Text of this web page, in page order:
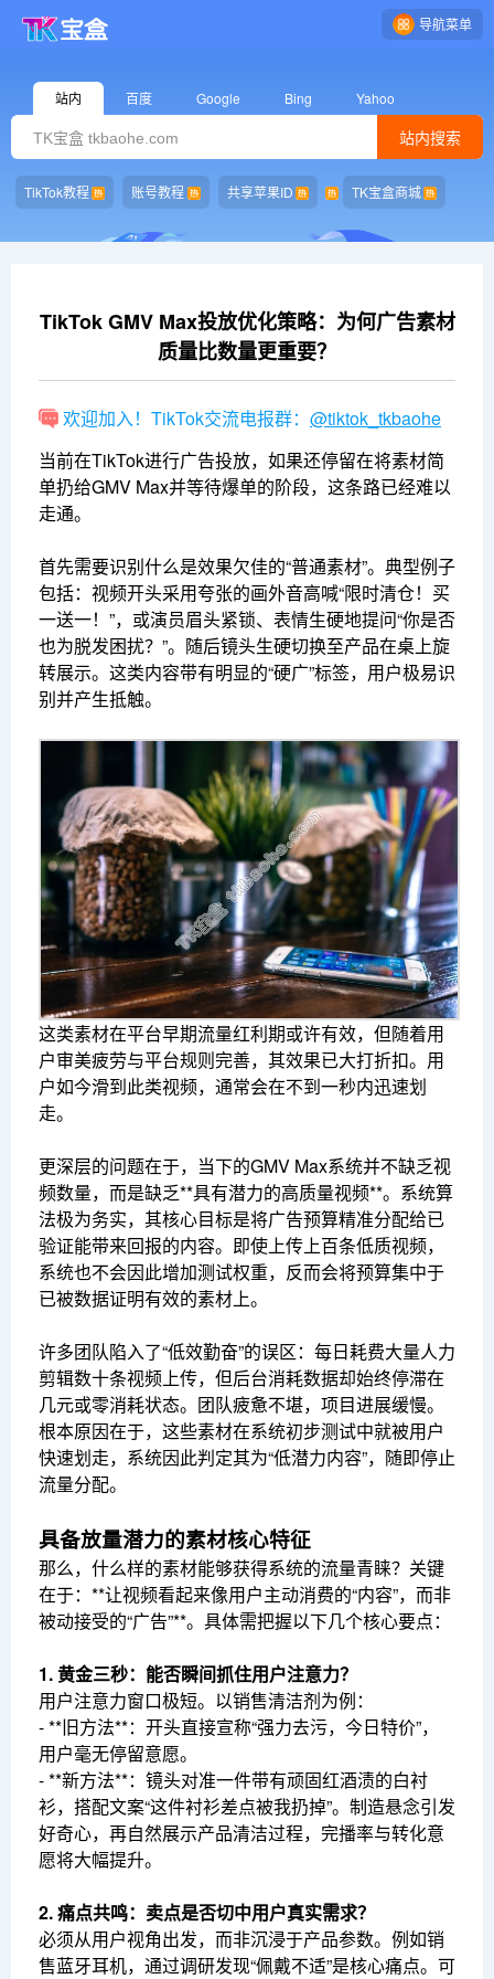
导航菜单
站内 百度 Google Bing Yahoo
站内搜索
TikTok教程 账号教程 共享苹果ID TK宝盒商城
TikTok GMV Max投放优化策略：为何广告素材
质量比数量更重要？
欢迎加入！TikTok交流电报群： @tiktok_tkbaohe
当前在TikTok进行广告投放，如果还停留在将素材简
单扔给GMV Max并等待爆单的阶段，这条路已经难以
走通。
首先需要识别什么是效果欠佳的“普通素材”。典型例子
包括：视频开头采用夸张的画外音高喊“限时清仓！买
一送一！”，或演员眉头紧锁、表情生硬地提问“你是否
也为脱发困扰？”。随后镜头生硬切换至产品在桌上旋
转展示。这类内容带有明显的“硬广”标签，用户极易识
别并产生抵触。
这类素材在平台早期流量红利期或许有效，但随着用
户审美疲劳与平台规则完善，其效果已大打折扣。用
户如今滑到此类视频，通常会在不到一秒内迅速划
走。
更深层的问题在于，当下的GMV Max系统并不缺乏视
频数量，而是缺乏**具有潜力的高质量视频**。系统算
法极为务实，其核心目标是将广告预算精准分配给已
验证能带来回报的内容。即使上传上百条低质视频，
系统也不会因此增加测试权重，反而会将预算集中于
已被数据证明有效的素材上。
许多团队陷入了“低效勤奋”的误区：每日耗费大量人力
剪辑数十条视频上传，但后台消耗数据却始终停滞在
几元或零消耗状态。团队疲惫不堪，项目进展缓慢。
根本原因在于，这些素材在系统初步测试中就被用户
快速划走，系统因此判定其为“低潜力内容”，随即停止
流量分配。
具备放量潜力的素材核心特征
那么，什么样的素材能够获得系统的流量青睐？关键
在于：**让视频看起来像用户主动消费的“内容”，而非
被动接受的“广告”**。具体需把握以下几个核心要点：
1. 黄金三秒：能否瞬间抓住用户注意力？
用户注意力窗口极短。以销售清洁剂为例：
- **旧方法**：开头直接宣称“强力去污，今日特价”，
用户毫无停留意愿。
- **新方法**：镜头对准一件带有顽固红酒渍的白衬
衫，搭配文案“这件衬衫差点被我扔掉”。制造悬念引发
好奇心，再自然展示产品清洁过程，完播率与转化意
愿将大幅提升。
2. 痛点共鸣：卖点是否切中用户真实需求？
必须从用户视角出发，而非沉浸于产品参数。例如销
售蓝牙耳机，通过调研发现“佩戴不适”是核心痛点。可